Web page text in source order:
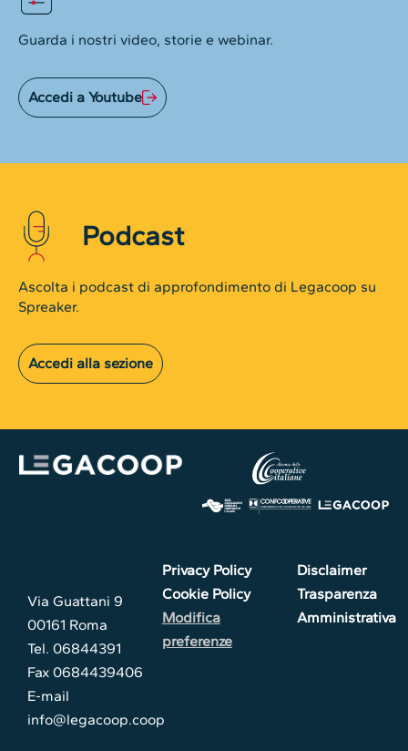
Guarda i nostri video, storie e webinar.
Accedi a Youtube
Podcast
Ascolta i podcast di approfondimento di Legacoop su
Spreaker.
Accedi alla sezione
Via Guattani 9
00161 Roma
Tel. 06844391
Fax 0684439406
E-mail
info@legacoop.coop
Privacy Policy
Cookie Policy
Modifica
preferenze
Disclaimer
Trasparenza
Amministrativa